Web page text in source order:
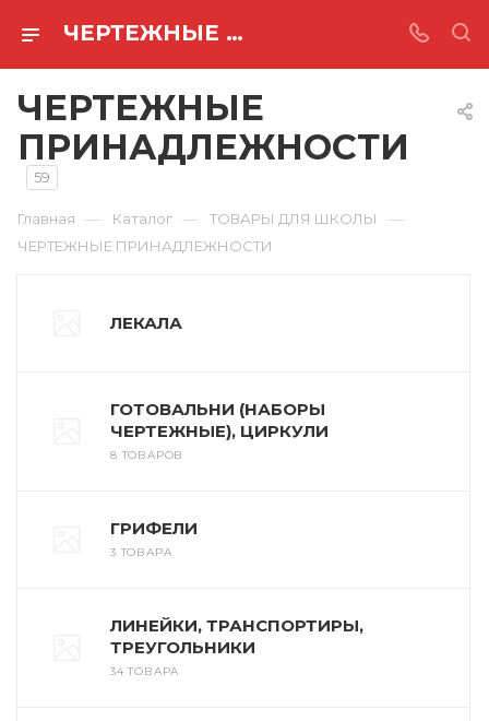
ЧЕРТЕЖНЫЕ ПРИНАДЛЕЖНОСТИ
ЧЕРТЕЖНЫЕ
ПРИНАДЛЕЖНОСТИ
59
Главная — Каталог — ТОВАРЫ ДЛЯ ШКОЛЫ —
ЧЕРТЕЖНЫЕ ПРИНАДЛЕЖНОСТИ
ЛЕКАЛА
ГОТОВАЛЬНИ (НАБОРЫ
ЧЕРТЕЖНЫЕ), ЦИРКУЛИ
8 ТОВАРОВ
ГРИФЕЛИ
3 ТОВАРА
ЛИНЕЙКИ, ТРАНСПОРТИРЫ,
ТРЕУГОЛЬНИКИ
34 ТОВАРА